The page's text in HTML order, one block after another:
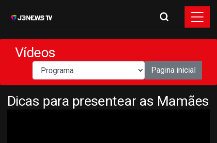
Vídeos
Pagina inicial
Dicas para presentear as Mamães